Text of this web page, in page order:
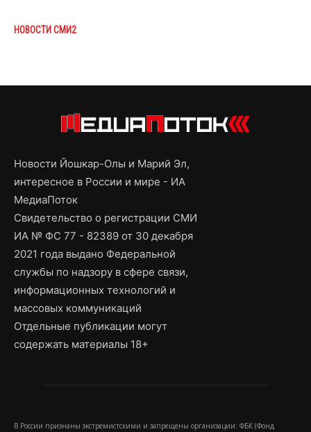
НОВОСТИ СМИ2
Новости Йошкар-Олы и Марий Эл,
интересное в России и мире - ИА
МедиаПоток
Свидетельство о регистрации СМИ
ИА № ФС 77 - 82389 от 30 декабря
2021 года выдано Федеральной
службы по надзору в сфере связи,
информационных технологий и
массовых коммуникаций
Отдельные публикации могут
содержать материалы 18+
В России признаны экстремистскими и запрещены организации: ФБК (Фонд